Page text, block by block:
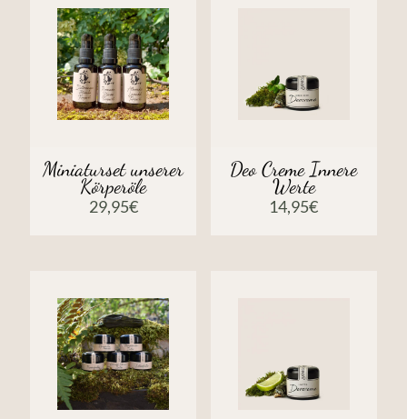
Miniaturset unserer
Körperöle
29,95€
Deo Creme Innere
Werte
14,95€